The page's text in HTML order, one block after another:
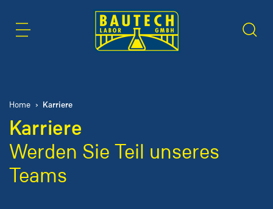
Home Karriere
Karriere
Werden Sie Teil unseres
Teams